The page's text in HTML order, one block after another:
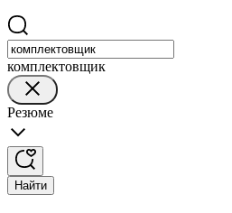
комплектовщик
Резюме
Найти